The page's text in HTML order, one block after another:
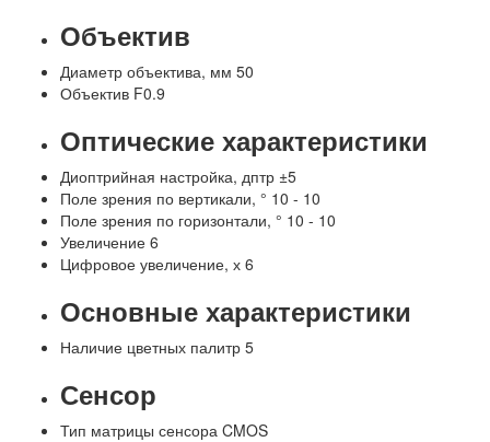
Объектив
Диаметр объектива, мм 50
Объектив F0.9
Оптические характеристики
Диоптрийная настройка, дптр ±5
Поле зрения по вертикали, ° 10 - 10
Поле зрения по горизонтали, ° 10 - 10
Увеличение 6
Цифровое увеличение, х 6
Основные характеристики
Наличие цветных палитр 5
Сенсор
Тип матрицы сенсора CMOS